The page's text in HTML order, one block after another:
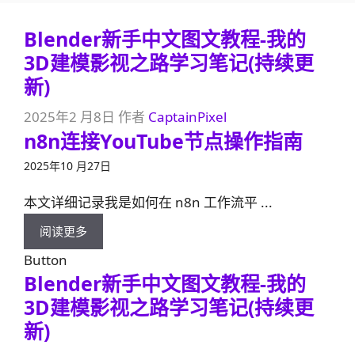
Blender新手中文图文教程-我的
3D建模影视之路学习笔记(持续更
新)
2025年2 月8日 作者 CaptainPixel
n8n连接YouTube节点操作指南
2025年10 月27日
本文详细记录我是如何在 n8n 工作流平 ...
阅读更多
Button
Blender新手中文图文教程-我的
3D建模影视之路学习笔记(持续更
新)